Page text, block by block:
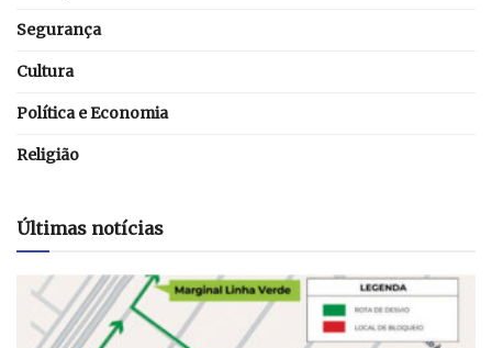
Segurança
Cultura
Política e Economia
Religião
Últimas notícias